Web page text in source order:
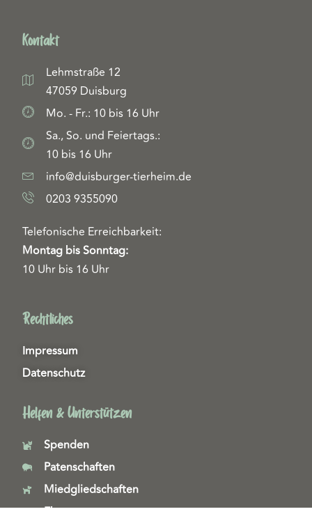
Kontakt
Lehmstraße 12
47059 Duisburg
Mo. - Fr.: 10 bis 16 Uhr
Sa., So. und Feiertags.:
10 bis 16 Uhr
info@duisburger-tierheim.de
0203 9355090
Telefonische Erreichbarkeit:
Montag bis Sonntag:
10 Uhr bis 16 Uhr
Rechtliches
Impressum
Datenschutz
Helfen & Unterstützen
Spenden
Patenschaften
Miedgliedschaften
Ehrenamt